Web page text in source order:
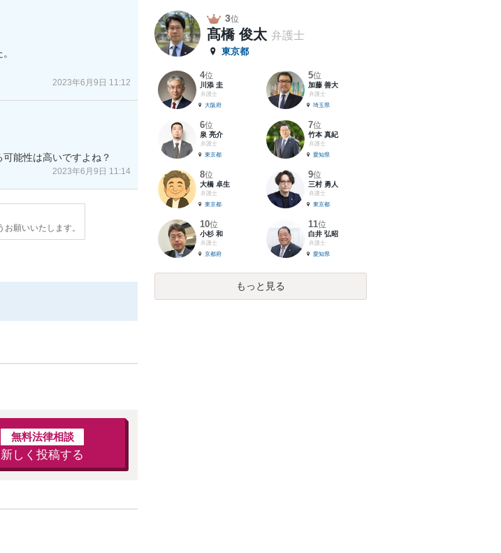
2023年6月9日 11:12
能性は高いですよね？
2023年6月9日 11:14
願いいたします。
無料法律相談
新しく投稿する
3位
髙橋 俊太 弁護士
東京都
4位
川添 圭
弁護士
大阪府
5位
加藤 善大
弁護士
埼玉県
6位
泉 亮介
弁護士
東京都
7位
竹本 真紀
弁護士
愛知県
8位
大橋 卓生
弁護士
東京都
9位
三村 勇人
弁護士
東京都
10位
小杉 和
弁護士
京都府
11位
白井 弘昭
弁護士
愛知県
もっと見る